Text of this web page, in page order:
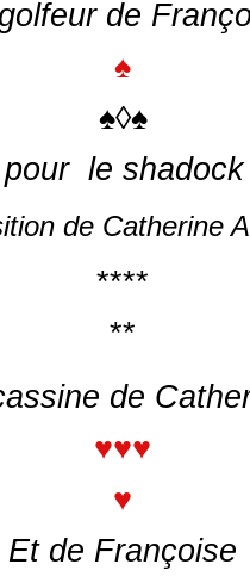
de
♠
♠◊♠
le
de Catherine
****
**
de
♥♥♥
♥
Et de Françoise